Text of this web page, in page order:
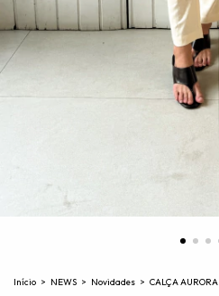
Início > NEWS > Novidades > CALÇA AURORA